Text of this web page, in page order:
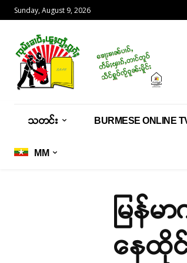
Sunday, August 9, 2026
သတင်း BURMESE ONLINE
MM
မြန်
နေထို